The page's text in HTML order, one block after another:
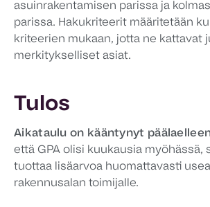
asuinrakentamisen parissa ja
parissa. Hakukriteerit määritetään
kriteerien mukaan, jotta ne kattavat
merkitykselliset asiat.
Tulos
Aikataulu on kääntynyt
että GPA olisi kuukausia myöhässä,
tuottaa lisäarvoa huomattavasti
rakennusalan toimijalle.